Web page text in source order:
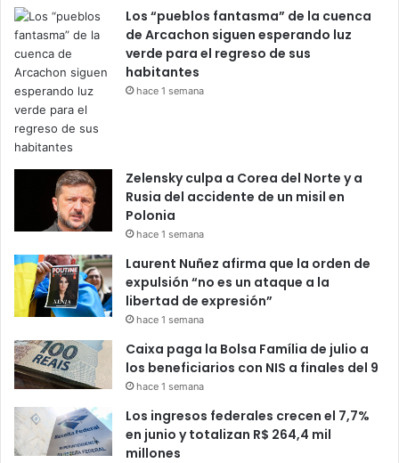
Los “pueblos fantasma” de la cuenca
de Arcachon siguen esperando luz
verde para el regreso de sus
habitantes
hace 1 semana
Zelensky culpa a Corea del Norte y a
Rusia del accidente de un misil en
Polonia
hace 1 semana
Laurent Nuñez afirma que la orden de
expulsión “no es un ataque a la
libertad de expresión”
hace 1 semana
Caixa paga la Bolsa Família de julio a
los beneficiarios con NIS a finales del 9
hace 1 semana
Los ingresos federales crecen el 7,7%
en junio y totalizan R$ 264,4 mil
millones